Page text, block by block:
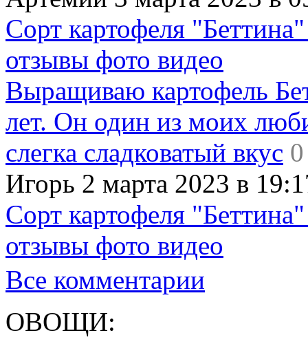
Сорт картофеля
отзывы фото видео
Выращиваю картофель
лет. Он один из моих
слегка сладковатый вкус 0
Игорь 2 марта 2023 в
Сорт картофеля
отзывы фото видео
Все комментарии
ОВОЩИ: